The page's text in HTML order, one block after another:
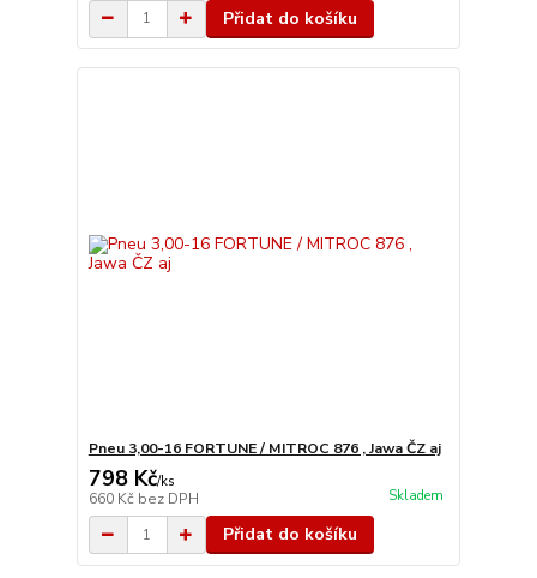
Přidat do košíku
Pneu 3,00-16 FORTUNE / MITROC 876 , Jawa ČZ aj
798 Kč/ks
660 Kč bez DPH Skladem
Přidat do košíku